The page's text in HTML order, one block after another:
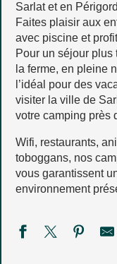
Sarlat et en
Faites plaisir aux
avec piscine et
Pour un séjour
la ferme, en pleine
l’idéal pour des
visiter la ville de
votre camping près
Wifi, restaurants,
toboggans, nos
vous garantissent
environnement